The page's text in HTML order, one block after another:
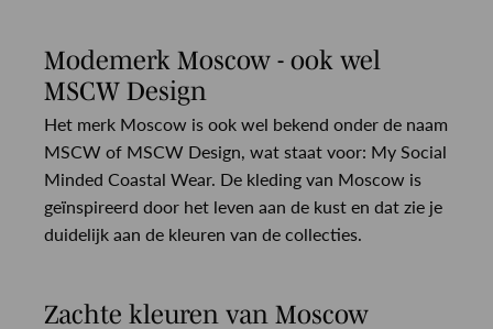
Modemerk Moscow - ook wel
MSCW Design
Het merk Moscow is ook wel bekend onder de naam
MSCW of MSCW Design, wat staat voor: My Social
Minded Coastal Wear. De kleding van Moscow is
geïnspireerd door het leven aan de kust en dat zie je
duidelijk aan de kleuren van de collecties.
Zachte kleuren van Moscow